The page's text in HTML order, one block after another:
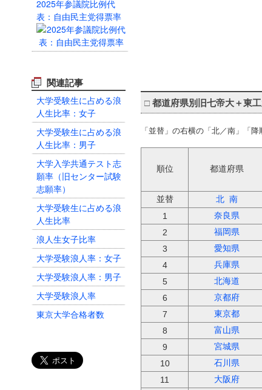
2025年参議院比例代
表：自由民主党得票率
関連記事
大学受験生に占める浪
人生比率：女子
大学受験生に占める浪
人生比率：男子
大学入学共通テスト志
願率（旧センター試験
志願率）
大学受験生に占める浪
人生比率
浪人生女子比率
大学受験浪人率：女子
大学受験浪人率：男子
大学受験浪人率
東京大学合格者数
一橋大学合格者数
□都道府県別旧七帝大＋東
「並替」の右横の「北／南」「
順位 都道府県
並替
北 南
1
奈良県
2
福岡県
3
愛知県
4
兵庫県
5
北海道
6
京都府
7
東京都
8
富山県
9
宮城県
10
石川県
11
大阪府